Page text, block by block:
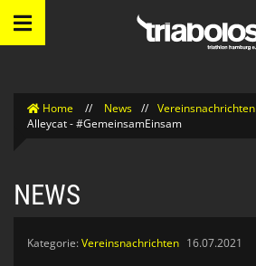
Home // News // Vereinsnachrichten
Alleycat - #GemeinsamEinsam
NEWS
Kategorie:Vereinsnachrichten 16.07.2021